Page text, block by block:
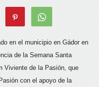
en el municipio en Gádor en
de la Semana Santa
Viviente de la Pasión, que
con el apoyo de la